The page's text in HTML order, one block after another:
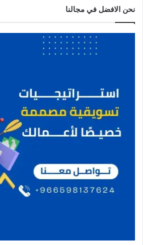
نحن الافضل في مجالنا